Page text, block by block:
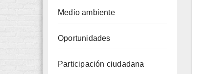
Medio ambiente
Oportunidades
Participación ciudadana